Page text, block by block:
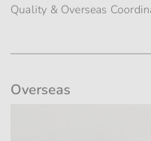
Quality & Overseas
Overseas